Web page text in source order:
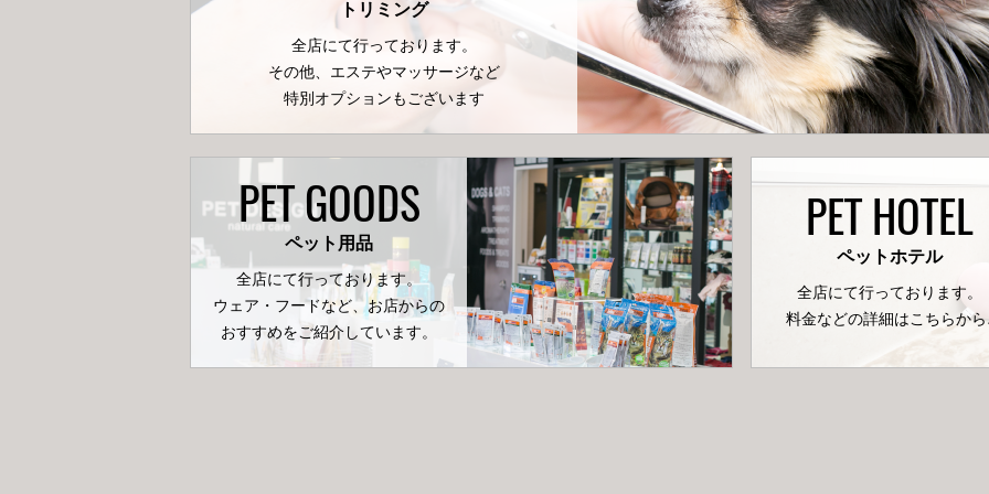
トリミング
全店にて行っております。
その他、エステやマッサージなど
特別オプションもございます
PET GOODS
ペット用品
全店にて行っております。
ウェア・フードなど、お店からの
おすすめをご紹介しています。
PET HOTEL
ペットホテル
全店にて行っております。
料金などの詳細はこちらから